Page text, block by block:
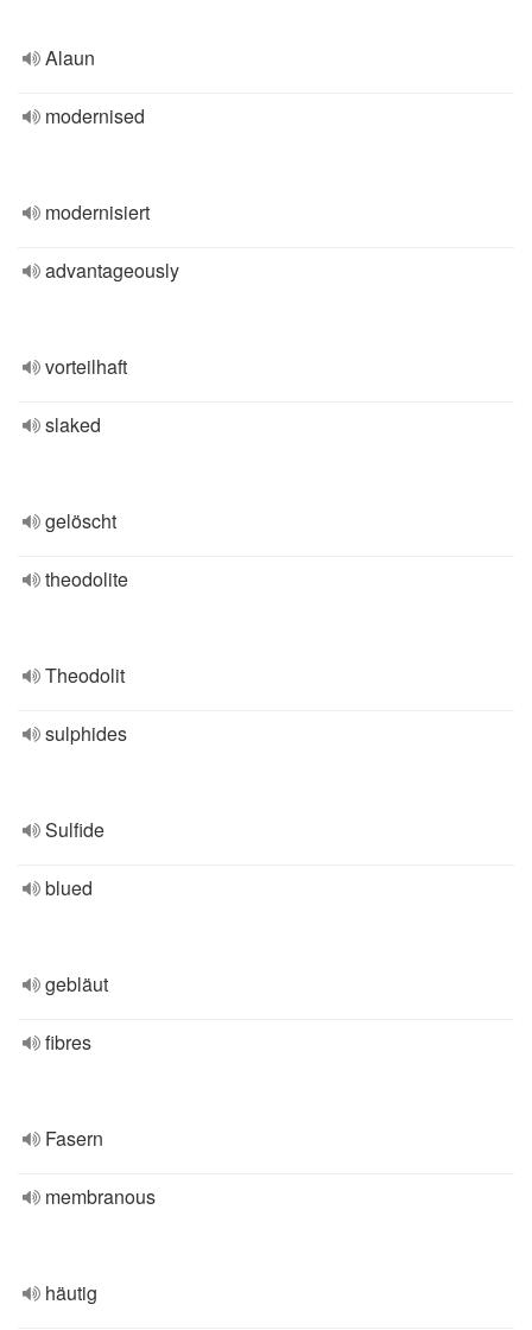
Alaun
modernised
modernisiert
advantageously
vorteilhaft
slaked
gelöscht
theodolite
Theodolit
sulphides
Sulfide
blued
gebläut
fibres
Fasern
membranous
häutig